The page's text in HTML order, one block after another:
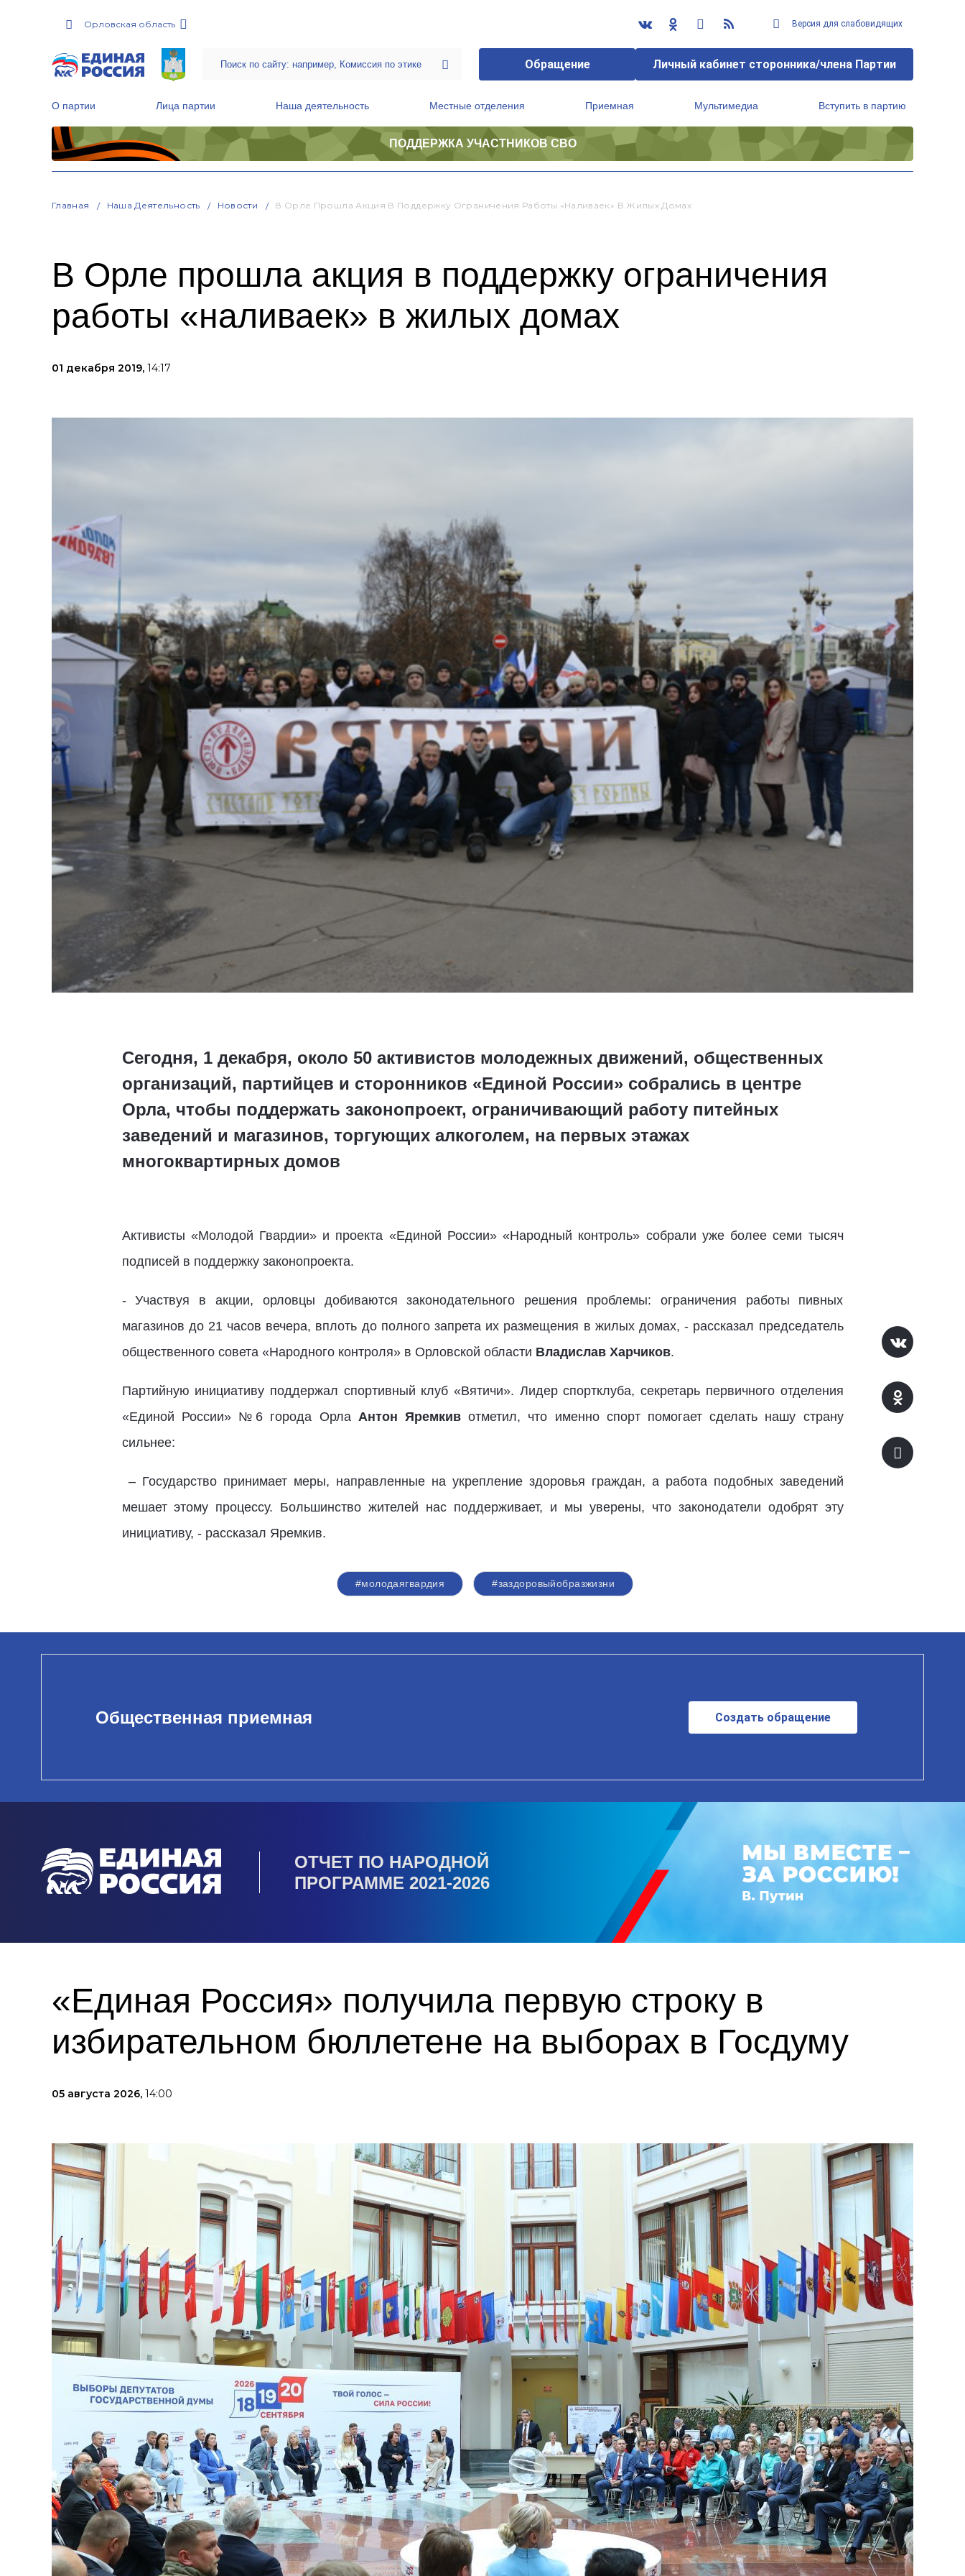
Орловская область Версия для слабовидящих
Обращение Личный кабинет сторонника/члена Партии
О партии Лица партии Наша деятельность Местные отделения Приемная Мультимедиа Вступить в партию
ПОДДЕРЖКА УЧАСТНИКОВ СВО
Главная Наша Деятельность Новости В Орле Прошла Акция В Поддержку Ограничения Работы «наливаек» В Жилых Домах
В Орле прошла акция в поддержку ограничения
работы «наливаек» в жилых домах
01 декабря 2019, 14:17
Сегодня, 1 декабря, около 50 активистов молодежных движений, общественных
организаций, партийцев и сторонников «Единой России» собрались в центре
Орла, чтобы поддержать законопроект, ограничивающий работу питейных
заведений и магазинов, торгующих алкоголем, на первых этажах
многоквартирных домов
Активисты «Молодой Гвардии» и проекта «Единой России» «Народный контроль» собрали уже более семи тысяч
подписей в поддержку законопроекта.
- Участвуя в акции, орловцы добиваются законодательного решения проблемы: ограничения работы пивных
магазинов до 21 часов вечера, вплоть до полного запрета их размещения в жилых домах, - рассказал председатель
общественного совета «Народного контроля» в Орловской области Владислав Харчиков.
Партийную инициативу поддержал спортивный клуб «Вятичи». Лидер спортклуба, секретарь первичного отделения
«Единой России» №6 города Орла Антон Яремкивотметил, что именно спорт помогает сделать нашу страну
сильнее:
– Государство принимает меры, направленные на укрепление здоровья граждан, а работа подобных заведений
мешает этому процессу. Большинство жителей нас поддерживает, и мы уверены, что законодатели одобрят эту
инициативу, - рассказал Яремкив.
#молодаягвардия #заздоровыйобразжизни
Общественная приемная Создать обращение
ОТЧЕТ ПО НАРОДНОЙ
ПРОГРАММЕ 2021-2026
«Единая Россия» получила первую строку в
избирательном бюллетене на выборах в Госдуму
05 августа 2026, 14:00